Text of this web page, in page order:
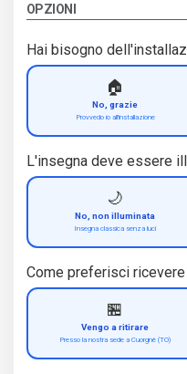
OPZIONI
Hai bisogno
🏠
No, grazie
Provvedo io all'installazione
L'insegna deve essere
🌙
No, non illuminata
Insegna classica senza luci
Come preferisci
🏪
Vengo a ritirare
Presso la nostra sede a Cuorgnè (TO)